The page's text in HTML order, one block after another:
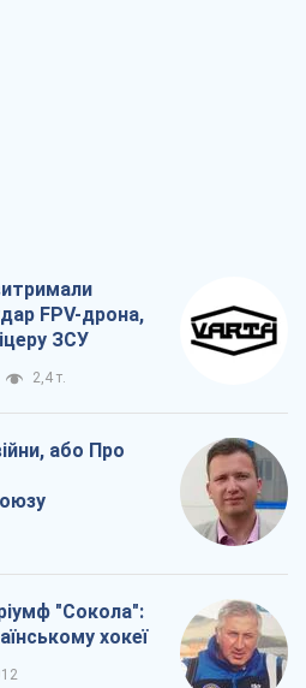
FPV-дрона,
ЗСУ
2,4 т.
або Про
"Сокола":
хокеї